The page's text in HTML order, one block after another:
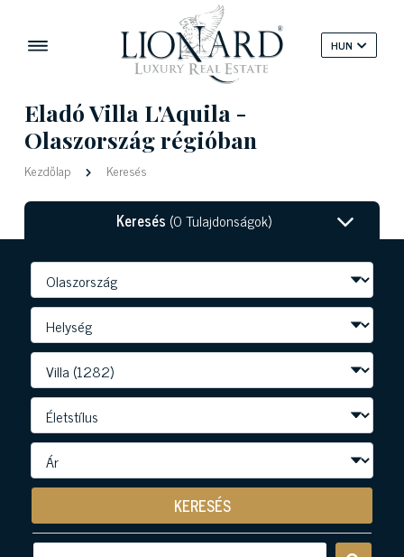
HUN
Eladó Villa L'Aquila -
Olaszország régióban
Kezdőlap Keresés
Keresés (0 Tulajdonságok)
KERESÉS